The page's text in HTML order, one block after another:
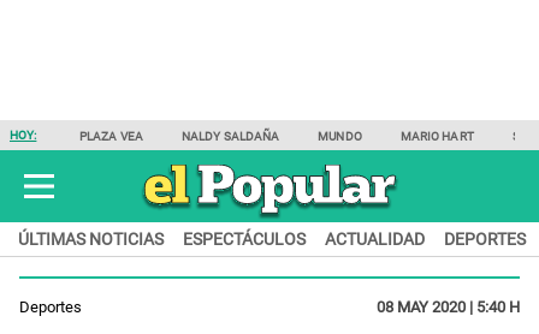
HOY: PLAZA VEA NALDY SALDAÑA MUNDO MARIO HART
ÚLTIMAS NOTICIAS ESPECTÁCULOS ACTUALIDAD DEPORTES
Deportes 08 MAY 2020 | 5:40 H